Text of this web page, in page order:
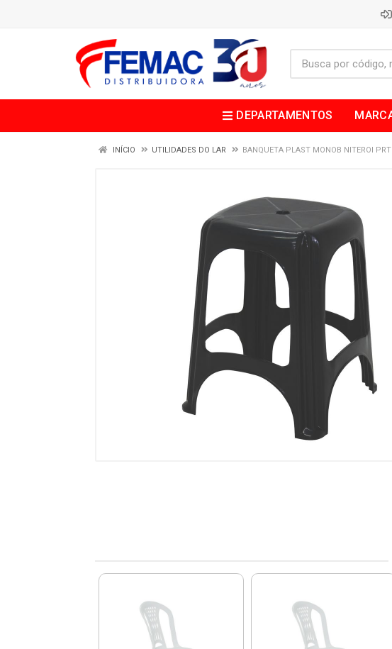
DEPARTAMENTOS
INÍCIO UTILIDADES DO LAR BANQUETA PLAST MONOB NITEROI